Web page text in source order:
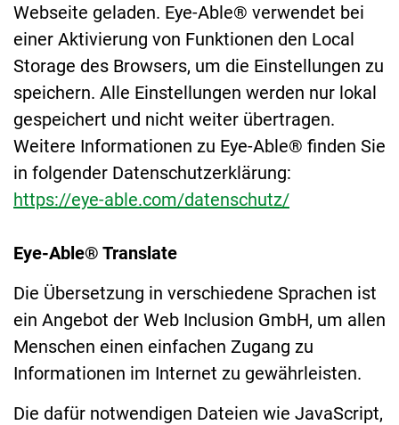
Webseite geladen. Eye-Able® verwendet bei
einer Aktivierung von Funktionen den Local
Storage des Browsers, um die Einstellungen zu
speichern. Alle Einstellungen werden nur lokal
gespeichert und nicht weiter übertragen.
Weitere Informationen zu Eye-Able® finden Sie
in folgender Datenschutzerklärung:
https://eye-able.com/datenschutz/
Eye-Able® Translate
Die Übersetzung in verschiedene Sprachen ist
ein Angebot der Web Inclusion GmbH, um allen
Menschen einen einfachen Zugang zu
Informationen im Internet zu gewährleisten.
Die dafür notwendigen Dateien wie JavaScript,